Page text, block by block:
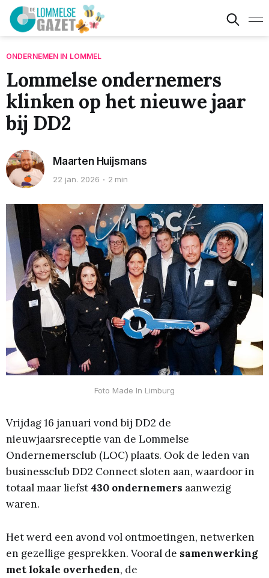
ONDERNEMEN IN LOMMEL
Lommelse ondernemers
klinken op het nieuwe jaar
bij DD2
Maarten Huijsmans
22 jan. 2026 2 min
Foto Made In Limburg
Vrijdag 16 januari vond bij DD2 de
nieuwjaarsreceptie van de Lommelse
Ondernemersclub (LOC) plaats. Ook de leden van
businessclub DD2 Connect sloten aan, waardoor in
totaal maar liefst 430 ondernemers aanwezig
waren.
Het werd een avond vol ontmoetingen, netwerken
en gezellige gesprekken. Vooral de samenwerking
met lokale overheden, de